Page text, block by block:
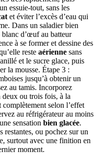
essuie-tout, sans les
et éviter l’excès d’eau qui
Dans un saladier bien
d’œuf au batteur
à se former et dessine des
reste aérienne sans
et le sucre glace, puis
la mousse. Étape 3 :
jusqu’à obtenir un
au tamis. Incorporez
deux ou trois fois, à la
selon l’effet
au réfrigérateur au moins
sensation bien glacée.
restantes, ou pochez sur un
surtout avec une finition en
moment.